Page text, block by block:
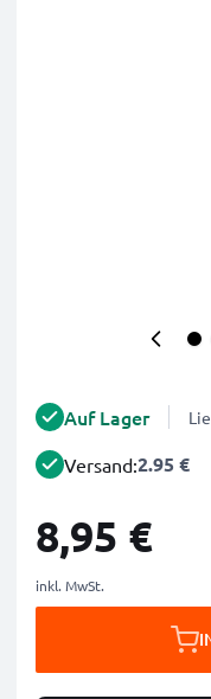
Auf Lager
Versand:2.95 €
8,95 €
inkl. MwSt.